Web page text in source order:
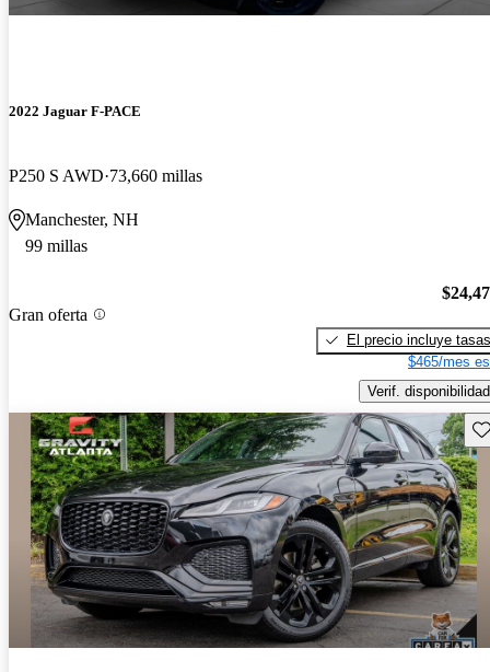
2022 Jaguar F-PACE
P250 S AWD 73,660 millas
Manchester, NH
99 millas
Gran oferta
El precio incluye tasas
$465/mes
Verif. disponibilidad